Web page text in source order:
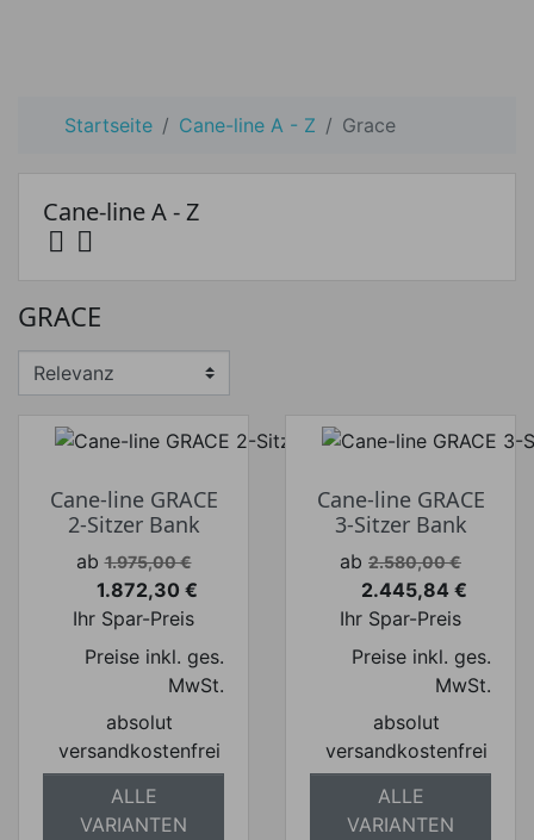
Startseite Cane-line A - Z Grace
Preis von
Cane-line A - Z
 
GRACE
Cane-line GRACE
2-Sitzer Bank
Verkaufspreis
ab 1.975,00 €
Preis
1.872,30 €
Ihr Spar-Preis
Preise inkl. ges.
MwSt.
absolut
versandkostenfrei
ALLE
VARIANTEN
Cane-line GRACE
3-Sitzer Bank
Verkaufspreis
ab 2.580,00 €
Preis
2.445,84 €
Ihr Spar-Preis
Preise inkl. ges.
MwSt.
absolut
versandkostenfrei
ALLE
VARIANTEN